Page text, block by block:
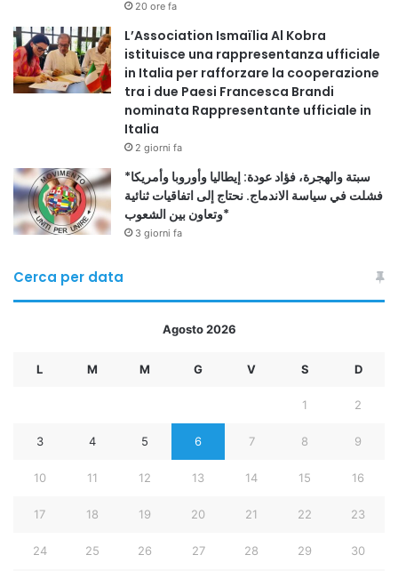
20 ore fa
L’Association Ismaïlia Al Kobra
istituisce una rappresentanza ufficiale
in Italia per rafforzare la cooperazione
tra i due Paesi Francesca Brandi
nominata Rappresentante ufficiale in
Italia
2 giorni fa
*سبتة والهجرة، فؤاد عودة: إيطاليا وأوروبا وأمريكا
فشلت في سياسة الاندماج. نحتاج إلى اتفاقيات ثنائية
وتعاون بين الشعوب*
3 giorni fa
Cerca per data
Agosto 2026
L M M G V S D
1 2
3 4 5 6 7 8 9
10 11 12 13 14 15 16
17 18 19 20 21 22 23
24 25 26 27 28 29 30